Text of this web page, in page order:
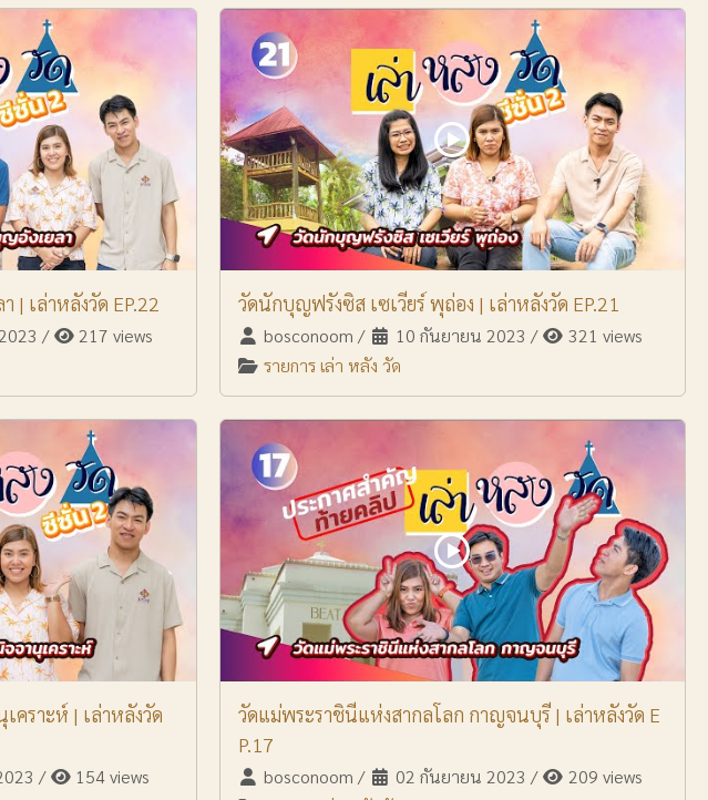
เล่าหลังวัด EP.22
/
217 views
วัดนักบุญฟรังซิส เซเวียร์ พุถ่อง | เล่าหลังวัด EP.21
bosconoom / 10 กันยายน 2023 /
321 views
รายการ เล่า หลัง วัด
ราะห์ | เล่าหลังวัด
/
154 views
วัดแม่พระราชินีแห่งสากลโลก กาญจนบุรี | เล่าหลังวัด E
P.17
bosconoom / 02 กันยายน 2023 /
209 views